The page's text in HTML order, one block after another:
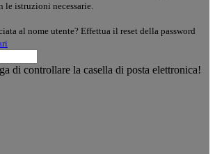
istruzioni necessarie.
al nome utente? Effettua il reset della password
di controllare la casella di posta elettronica!